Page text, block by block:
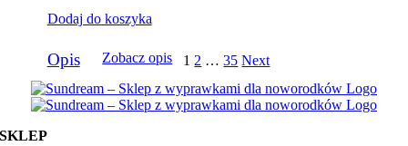
Dodaj do koszyka
Opis Zobacz opis 1 2 … 35 Next
SKLEP